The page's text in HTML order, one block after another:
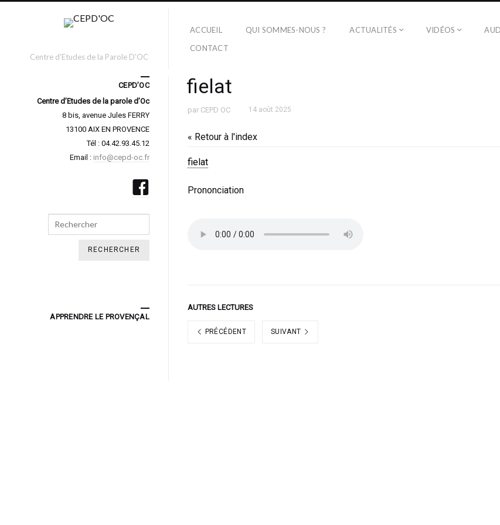
Centre d'Etudes de la Parole D'OC
ACCUEIL QUI SOMMES-NOUS ? ACTUALITÉS VIDÉOS
CONTACT
fielat
par CEPD OC 14 août 2025
« Retour à l'index
fielat
Prononciation
AUTRES LECTURES
PRÉCÉDENT SUIVANT
CEPD’OC
Centre d’Etudes de la parole d’Oc
8 bis, avenue Jules FERRY
13100 AIX EN PROVENCE
Tél : 04.42.93.45.12
Email : info@cepd-oc.fr
Search
APPRENDRE LE PROVENÇAL